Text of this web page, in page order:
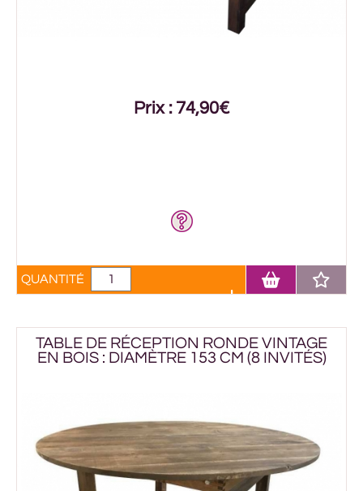
Prix : 74,90€
QUANTITÉ
TABLE DE RÉCEPTION RONDE VINTAGE
EN BOIS : DIAMÈTRE 153 CM (8 INVITÉS)